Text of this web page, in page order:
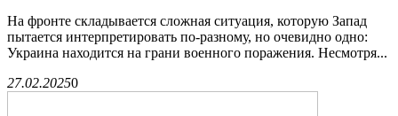
На фронте складывается сложная ситуация, которую Запад
пытается интерпретировать по-разному, но очевидно одно:
Украина находится на грани военного поражения. Несмотря...
27.02.20250